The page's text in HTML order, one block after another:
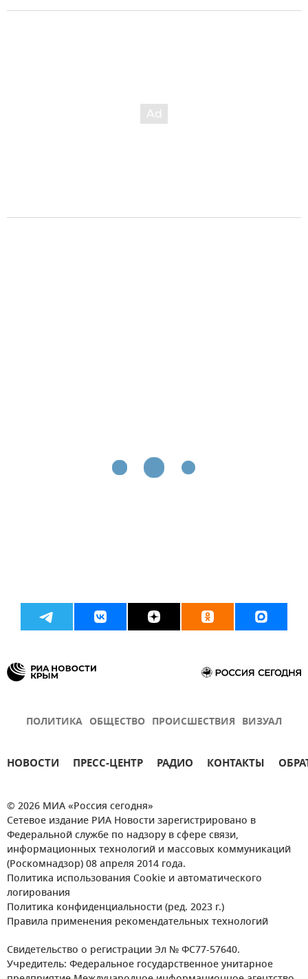
ПОЛИТИКА ОБЩЕСТВО ПРОИСШЕСТВИЯ ВИЗУАЛ
НОВОСТИ ПРЕСС-ЦЕНТР РАДИО КОНТАКТЫ
© 2026 МИА «Россия сегодня»
Сетевое издание РИА Новости зарегистрировано в
Федеральной службе по надзору в сфере связи,
информационных технологий и массовых коммуникаций
(Роскомнадзор) 08 апреля 2014 года.
Политика использования Cookie и автоматического
логирования
Политика конфиденциальности (ред. 2023 г.)
Правила применения рекомендательных технологий
Свидетельство о регистрации Эл № ФС77-57640.
Учредитель: Федеральное государственное унитарное